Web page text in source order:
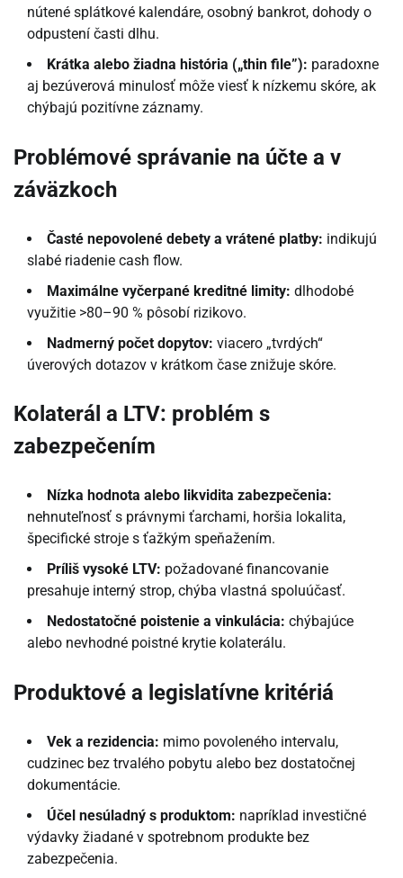
nútené splátkové kalendáre, osobný bankrot, dohody o
odpustení časti dlhu.
Krátka alebo žiadna história („thin file”): paradoxne
aj bezúverová minulosť môže viesť k nízkemu skóre, ak
chýbajú pozitívne záznamy.
Problémové správanie na účte a v
záväzkoch
Časté nepovolené debety a vrátené platby: indikujú
slabé riadenie cash flow.
Maximálne vyčerpané kreditné limity: dlhodobé
využitie >80–90 % pôsobí rizikovo.
Nadmerný počet dopytov: viacero „tvrdých“
úverových dotazov v krátkom čase znižuje skóre.
Kolaterál a LTV: problém s
zabezpečením
Nízka hodnota alebo likvidita zabezpečenia:
nehnuteľnosť s právnymi ťarchami, horšia lokalita,
špecifické stroje s ťažkým speňažením.
Príliš vysoké LTV: požadované financovanie
presahuje interný strop, chýba vlastná spoluúčasť.
Nedostatočné poistenie a vinkulácia: chýbajúce
alebo nevhodné poistné krytie kolaterálu.
Produktové a legislatívne kritériá
Vek a rezidencia: mimo povoleného intervalu,
cudzinec bez trvalého pobytu alebo bez dostatočnej
dokumentácie.
Účel nesúladný s produktom: napríklad investičné
výdavky žiadané v spotrebnom produkte bez
zabezpečenia.